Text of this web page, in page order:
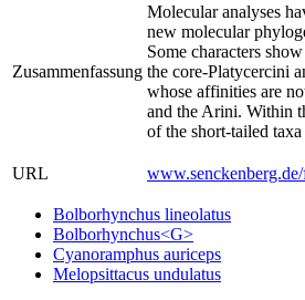
Zusammenfassung
Molecular analyses
new molecular
Some characters
the core-Platycercini
whose affinities are
and the Arini. Within
of the short-tailed
URL
Bolborhynchus lineolatus
Bolborhynchus<G>
Cyanoramphus auriceps
Melopsittacus undulatus